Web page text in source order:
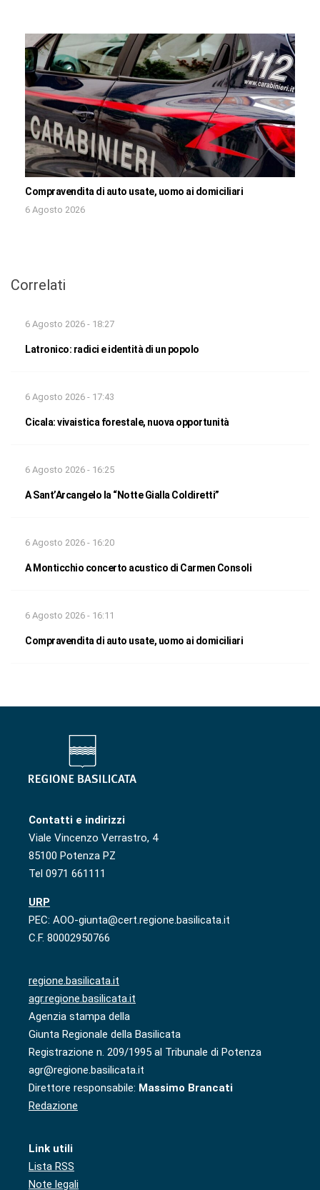
Compravendita di auto usate, uomo ai domiciliari
6 Agosto 2026
Correlati
6 Agosto 2026 - 18:27
Latronico: radici e identità di un popolo
6 Agosto 2026 - 17:43
Cicala: vivaistica forestale, nuova opportunità
6 Agosto 2026 - 16:25
A Sant’Arcangelo la “Notte Gialla Coldiretti”
6 Agosto 2026 - 16:20
A Monticchio concerto acustico di Carmen Consoli
6 Agosto 2026 - 16:11
Compravendita di auto usate, uomo ai domiciliari
Contatti e indirizzi
Viale Vincenzo Verrastro, 4
85100 Potenza PZ
Tel 0971 661111
URP
PEC: AOO-giunta@cert.regione.basilicata.it
C.F. 80002950766
regione.basilicata.it
agr.regione.basilicata.it
Agenzia stampa della
Giunta Regionale della Basilicata
Registrazione n. 209/1995 al Tribunale di Potenza
agr@regione.basilicata.it
Direttore responsabile: Massimo Brancati
Redazione
Link utili
Lista RSS
Note legali